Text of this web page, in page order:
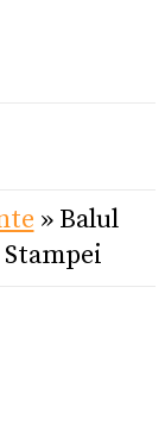
» Balul